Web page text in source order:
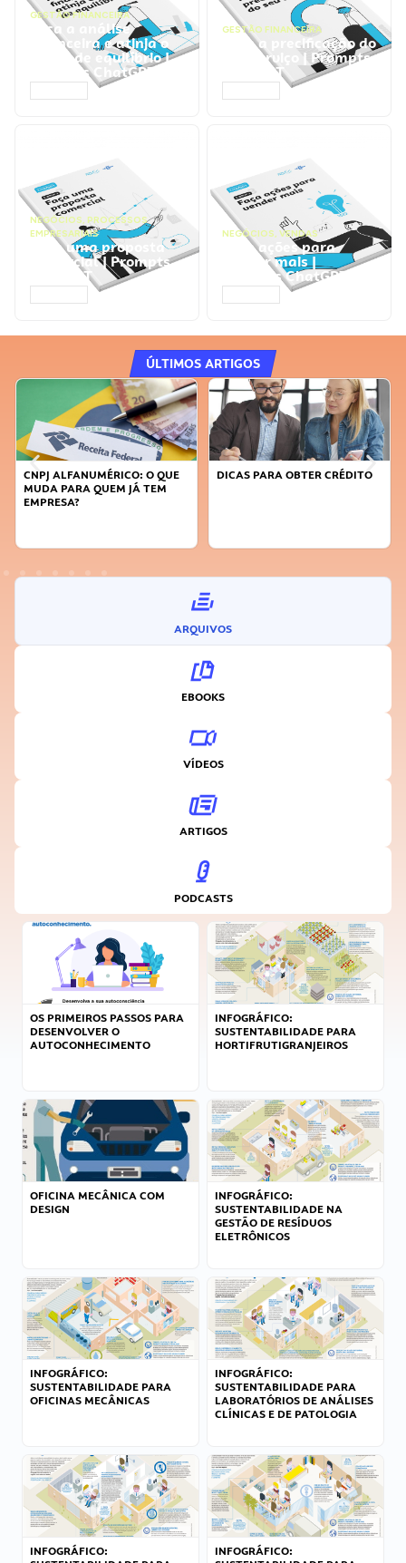
GESTÃO FINANCEIRA
Faça a análise
financeira e atinja o
ponto de equilíbrio |
Prompts ChatGPT
GESTÃO FINANCEIRA
Faça a precificação do
seu serviço | Prompts
ChatGPT
NEGÓCIOS, PROCESSOS
EMPRESARIAIS
Faça uma proposta
comercial | Prompts
ChatGPT
NEGÓCIOS, VENDAS
Faça ações para
vender mais |
Prompts ChatGPT
ÚLTIMOS ARTIGOS
DICAS PARA OBTER CRÉDITO
FAÇA A DIFERENÇA: SEJA
ARQUIVOS
EBOOKS
VÍDEOS
ARTIGOS
PODCASTS
OS PRIMEIROS PASSOS PARA
DESENVOLVER O
AUTOCONHECIMENTO
INFOGRÁFICO:
SUSTENTABILIDADE PARA
HORTIFRUTIGRANJEIROS
OFICINA MECÂNICA COM
DESIGN
INFOGRÁFICO:
SUSTENTABILIDADE NA
GESTÃO DE RESÍDUOS
ELETRÔNICOS
INFOGRÁFICO:
SUSTENTABILIDADE PARA
OFICINAS MECÂNICAS
INFOGRÁFICO:
SUSTENTABILIDADE PARA
LABORATÓRIOS DE ANÁLISES
CLÍNICAS E DE PATOLOGIA
INFOGRÁFICO:
INFOGRÁFICO: